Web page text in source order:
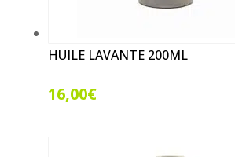
HUILE LAVANTE 200ML
16,00€